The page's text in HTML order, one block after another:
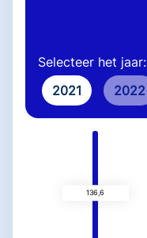
Selecteer het jaar:
2021
2022